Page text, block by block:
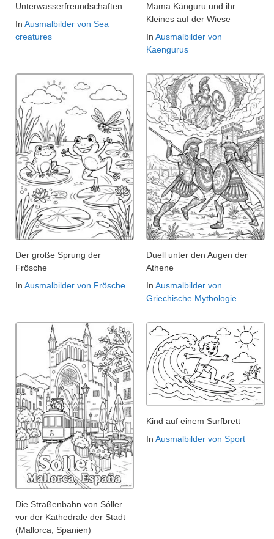
Unterwasserfreundschaften
In Ausmalbilder von Sea
creatures
Mama Känguru und ihr
Kleines auf der Wiese
In Ausmalbilder von
Kaengurus
Der große Sprung der
Frösche
In Ausmalbilder von Frösche
Duell unter den Augen der
Athene
In Ausmalbilder von
Griechische Mythologie
Die Straßenbahn von Sóller
vor der Kathedrale der Stadt
(Mallorca, Spanien)
Kind auf einem Surfbrett
In Ausmalbilder von Sport